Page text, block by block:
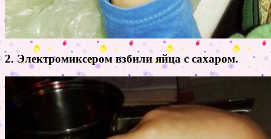
2. Электромиксером взбили яйца с сахаром.